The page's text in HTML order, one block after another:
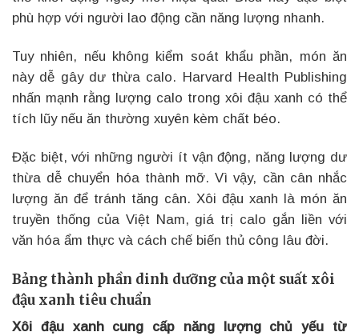
phù hợp với người lao động cần năng lượng nhanh.
Tuy nhiên, nếu không kiểm soát khẩu phần, món ăn
này dễ gây dư thừa calo. Harvard Health Publishing
nhấn mạnh rằng lượng calo trong xôi đậu xanh có thể
tích lũy nếu ăn thường xuyên kèm chất béo.
Đặc biệt, với những người ít vận động, năng lượng dư
thừa dễ chuyển hóa thành mỡ. Vì vậy, cần cân nhắc
lượng ăn để tránh tăng cân. Xôi đậu xanh là món ăn
truyền thống của Việt Nam, giá trị calo gắn liền với
văn hóa ẩm thực và cách chế biến thủ công lâu đời.
Bảng thành phần dinh dưỡng của một suất xôi
đậu xanh tiêu chuẩn
Xôi đậu xanh cung cấp năng lượng chủ yếu từ